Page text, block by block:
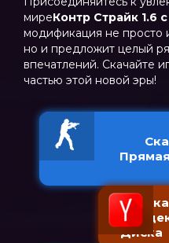
миреКонтр Страйк 1.6
модификация не просто
но и предложит целый
впечатлений. Скачайте
частью этой новой эры!
с
Диска